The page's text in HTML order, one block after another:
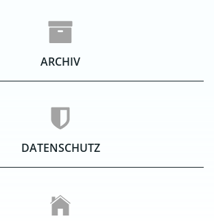
ARCHIV
DATENSCHUTZ